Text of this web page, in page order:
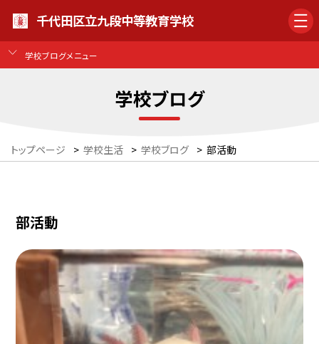
千代田区立九段中等教育学校
学校ブログメニュー
学校ブログ
トップページ > 学校生活 > 学校ブログ > 部活動
部活動